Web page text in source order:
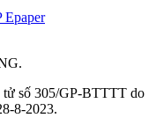
Epaper
tử số 305/GP-BTTTT do
8-2023.